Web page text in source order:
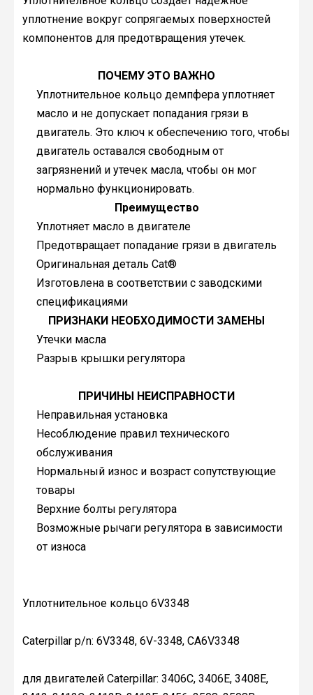
уплотнение вокруг сопрягаемых поверхностей
компонентов для предотвращения утечек.
ПОЧЕМУ ЭТО ВАЖНО
Уплотнительное кольцо демпфера уплотняет
масло и не допускает попадания грязи в
двигатель. Это ключ к обеспечению того, чтобы
двигатель оставался свободным от
загрязнений и утечек масла, чтобы он мог
нормально функционировать.
Преимущество
Уплотняет масло в двигателе
Предотвращает попадание грязи в двигатель
Оригинальная деталь Cat®
Изготовлена в соответствии с заводскими
спецификациями
ПРИЗНАКИ НЕОБХОДИМОСТИ ЗАМЕНЫ
Утечки масла
Разрыв крышки регулятора
ПРИЧИНЫ НЕИСПРАВНОСТИ
Неправильная установка
Несоблюдение правил технического
обслуживания
Нормальный износ и возраст сопутствующие
товары
Верхние болты регулятора
Возможные рычаги регулятора в зависимости
от износа
Уплотнительное кольцо 6V3348
Caterpillar p/n: 6V3348, 6V-3348, CA6V3348
для двигателей Caterpillar: 3406C, 3406E, 3408E,